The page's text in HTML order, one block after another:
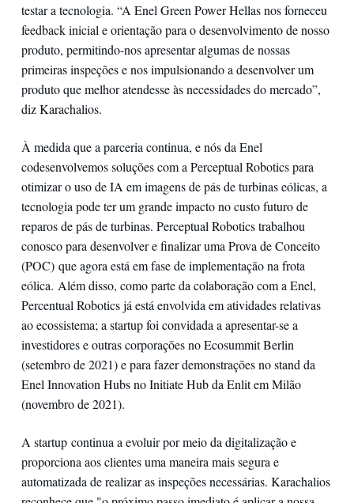
testar a tecnologia. “A Enel Green Power Hellas nos forneceu
feedback inicial e orientação para o desenvolvimento de nosso
produto, permitindo-nos apresentar algumas de nossas
primeiras inspeções e nos impulsionando a desenvolver um
produto que melhor atendesse às necessidades do mercado”,
diz Karachalios.
À medida que a parceria continua, e nós da Enel
codesenvolvemos soluções com a Perceptual Robotics para
otimizar o uso de IA em imagens de pás de turbinas eólicas, a
tecnologia pode ter um grande impacto no custo futuro de
reparos de pás de turbinas. Perceptual Robotics trabalhou
conosco para desenvolver e finalizar uma Prova de Conceito
(POC) que agora está em fase de implementação na frota
eólica. Além disso, como parte da colaboração com a Enel,
Percentual Robotics já está envolvida em atividades relativas
ao ecossistema; a startup foi convidada a apresentar-se a
investidores e outras corporações no Ecosummit Berlin
(setembro de 2021) e para fazer demonstrações no stand da
Enel Innovation Hubs no Initiate Hub da Enlit em Milão
(novembro de 2021).
A startup continua a evoluir por meio da digitalização e
proporciona aos clientes uma maneira mais segura e
automatizada de realizar as inspeções necessárias. Karachalios